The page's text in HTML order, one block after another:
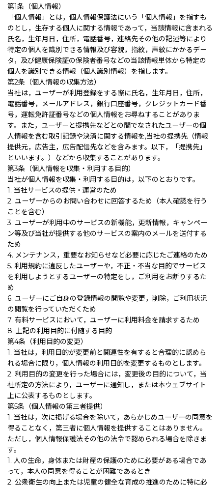
第1条（個人情報）
「個人情報」とは，個人情報保護法にいう「個人情報」を指すも
のとし，生存する個人に関する情報であって，当該情報に含まれる
氏名，生年月日，住所，電話番号，連絡先その他の記述等により
特定の個人を識別できる情報及び容貌，指紋，声紋にかかるデー
タ，及び健康保険証の保険者番号などの当該情報単体から特定の
個人を識別できる情報（個人識別情報）を指します。
第2条（個人情報の収集方法）
当社は，ユーザーが利用登録をする際に氏名，生年月日，住所，
電話番号，メールアドレス，銀行口座番号，クレジットカード番
号，運転免許証番号などの個人情報をお尋ねすることがありま
す。また，ユーザーと提携先などとの間でなされたユーザーの個
人情報を含む取引記録や決済に関する情報を,当社の提携先（情報
提供元，広告主，広告配信先などを含みます。以下，「提携先」
といいます。）などから収集することがあります。
第3条（個人情報を収集・利用する目的）
当社が個人情報を収集・利用する目的は，以下のとおりです。
1. 当社サービスの提供・運営のため
2. ユーザーからのお問い合わせに回答するため（本人確認を行う
ことを含む）
3. ユーザーが利用中のサービスの新機能，更新情報，キャンペー
ン等及び当社が提供する他のサービスの案内のメールを送付する
ため
4. メンテナンス，重要なお知らせなど必要に応じたご連絡のため
5. 利用規約に違反したユーザーや，不正・不当な目的でサービス
を利用しようとするユーザーの特定をし，ご利用をお断りするた
め
6. ユーザーにご自身の登録情報の閲覧や変更，削除，ご利用状況
の閲覧を行っていただくため
7. 有料サービスにおいて，ユーザーに利用料金を請求するため
8. 上記の利用目的に付随する目的
第4条（利用目的の変更）
1. 当社は，利用目的が変更前と関連性を有すると合理的に認めら
れる場合に限り，個人情報の利用目的を変更するものとします。
2. 利用目的の変更を行った場合には，変更後の目的について，当
社所定の方法により，ユーザーに通知し，または本ウェブサイト
上に公表するものとします。
第5条（個人情報の第三者提供）
1. 当社は，次に掲げる場合を除いて，あらかじめユーザーの同意を
得ることなく，第三者に個人情報を提供することはありません。
ただし，個人情報保護法その他の法令で認められる場合を除きま
す。
1. 人の生命，身体または財産の保護のために必要がある場合であ
って，本人の同意を得ることが困難であるとき
2. 公衆衛生の向上または児童の健全な育成の推進のために特に必